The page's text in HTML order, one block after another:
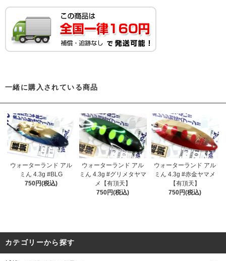
一緒に購入されている商品
ウォーターランド アル
ミん 4.3g #BLG
750円(税込)
ウォーターランド アル
ミん 4.3g #グリメタヤマ
メ【有頂天】
750円(税込)
ウォーターランド アル
ミん 4.3g #赤金ヤマメ
【有頂天】
750円(税込)
カテゴリーから探す